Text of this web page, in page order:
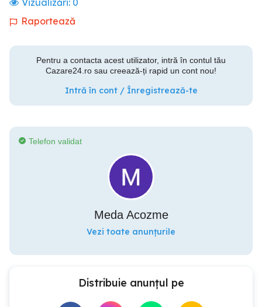
Vizualizări: 0
Raportează
Pentru a contacta acest utilizator, intră în contul tău
Cazare24.ro sau creează-ți rapid un cont nou!
Intră în cont / Înregistrează-te
Telefon validat
Meda Acozme
Vezi toate anunțurile
Distribuie anunțul pe